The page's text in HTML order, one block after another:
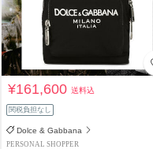
¥161,600送料込
関税負担なし
Dolce & Gabbana
PERSONAL SHOPPER